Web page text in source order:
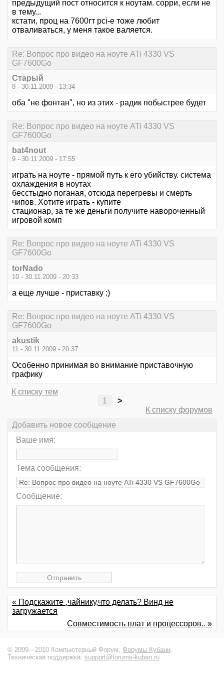
предыдущий пост относится к ноутам. сорри, если не
в тему...
кстати, проц на 7600гт pci-e тоже любит
отваливаться, у меня такое валяется.
Re: Вопрос про видео на ноуте ATi 4330 VS
GF7600Go
Старый
8 - 30.11.2009 - 13:34
оба "не фонтан", но из этих - радик побыстрее будет
Re: Вопрос про видео на ноуте ATi 4330 VS
GF7600Go
bat4nout
9 - 30.11.2009 - 17:55
играть на ноуте - прямой путь к его убийству. система
охлаждения в ноутах
бесстыдно поганая, отсюда перегревы и смерть
чипов. Хотите играть - купите
стационар, за те же деньги получите навороченный
игровой комп
Re: Вопрос про видео на ноуте ATi 4330 VS
GF7600Go
torNado
10 - 30.11.2009 - 20:33
а еще лучше - приставку :)
Re: Вопрос про видео на ноуте ATi 4330 VS
GF7600Go
akustik
11 - 30.11.2009 - 20:37
Особенно принимая во внимание приставочную
графику
К списку тем
1
>
К списку форумов
Добавить новое сообщение
Ваше имя:
Тема сообщения:
Сообщение:
« Подскажите ,чайнику,что делать? Винд не
загружается
Совместимость плат и процессоров.. »
© 2009—2010 Компьютерный Форум, Форумы Кубани.
Техническая поддержка: support@forums-kuban.ru